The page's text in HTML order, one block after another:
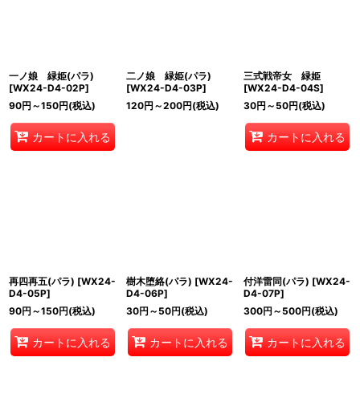
一ノ娘 緑姫(パラ)
[WX24-D4-02P]
90円 ～150円(税込)
カートに入れる
二ノ娘 緑姫(パラ)
[WX24-D4-03P]
120円 ～200円(税込)
三式戦帝女 緑姫
[WX24-D4-04S]
30円 ～50円(税込)
カートに入れる
再四再五(パラ) [WX24-
D4-05P]
90円 ～150円(税込)
カートに入れる
樹木堕絡(パラ) [WX24-
D4-06P]
30円 ～50円(税込)
カートに入れる
付洋雷同(パラ) [WX24-
D4-07P]
300円 ～500円(税込)
カートに入れる